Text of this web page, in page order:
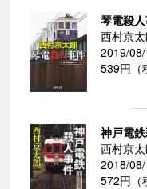
琴電殺人
西村京
2019/
539円（
神戸電
西村京
2018/
572円（